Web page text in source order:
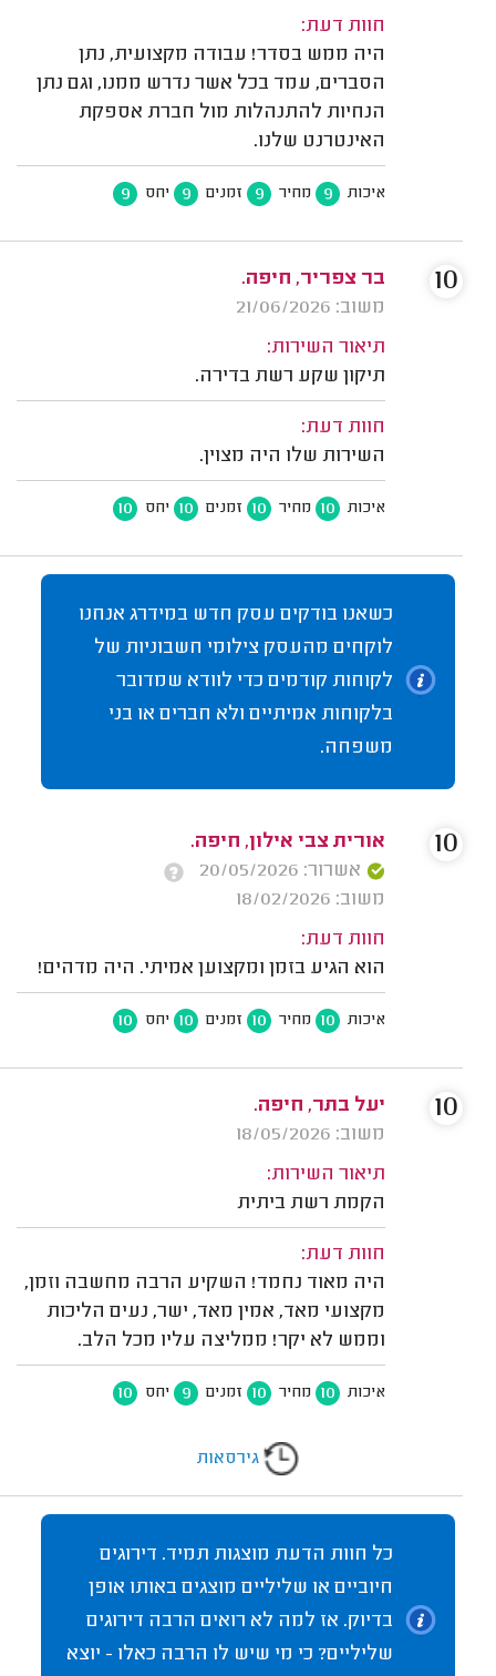
חוות דעת:
היה ממש בסדר! עבודה מקצועית, נתן
הסברים, עמד בכל אשר נדרש ממנו, וגם נתן
הנחיות להתנהלות מול חברת אספקת
האינטרנט שלנו.
איכות 9 מחיר 9 זמנים 9 יחס 9
בר צפריר, חיפה.
משוב: 21/06/2026
תיאור השירות:
תיקון שקע רשת בדירה.
חוות דעת:
השירות שלו היה מצוין.
איכות 10 מחיר 10 זמנים 10 יחס 10
10
כשאנו בודקים עסק חדש במידרג אנחנו
לוקחים מהעסק צילומי חשבוניות של
לקוחות קודמים כדי לוודא שמדובר
בלקוחות אמיתיים ולא חברים או בני
משפחה.
אורית צבי אילון, חיפה.
אשרור: 20/05/2026
משוב: 18/02/2026
חוות דעת:
הוא הגיע בזמן ומקצוען אמיתי. היה מדהים!
איכות 10 מחיר 10 זמנים 10 יחס 10
10
יעל בתר, חיפה.
משוב: 18/05/2026
תיאור השירות:
הקמת רשת ביתית
חוות דעת:
היה מאוד נחמד! השקיע הרבה מחשבה וזמן,
מקצועי מאד, אמין מאד, ישר, נעים הליכות
וממש לא יקר! ממליצה עליו מכל הלב.
איכות 10 מחיר 10 זמנים 9 יחס 10
10
גירסאות
כל חוות הדעת מוצגות תמיד. דירוגים
חיוביים או שליליים מוצגים באותו אופן
בדיוק. אז למה לא רואים הרבה דירוגים
שליליים? כי מי שיש לו הרבה כאלו - יוצא